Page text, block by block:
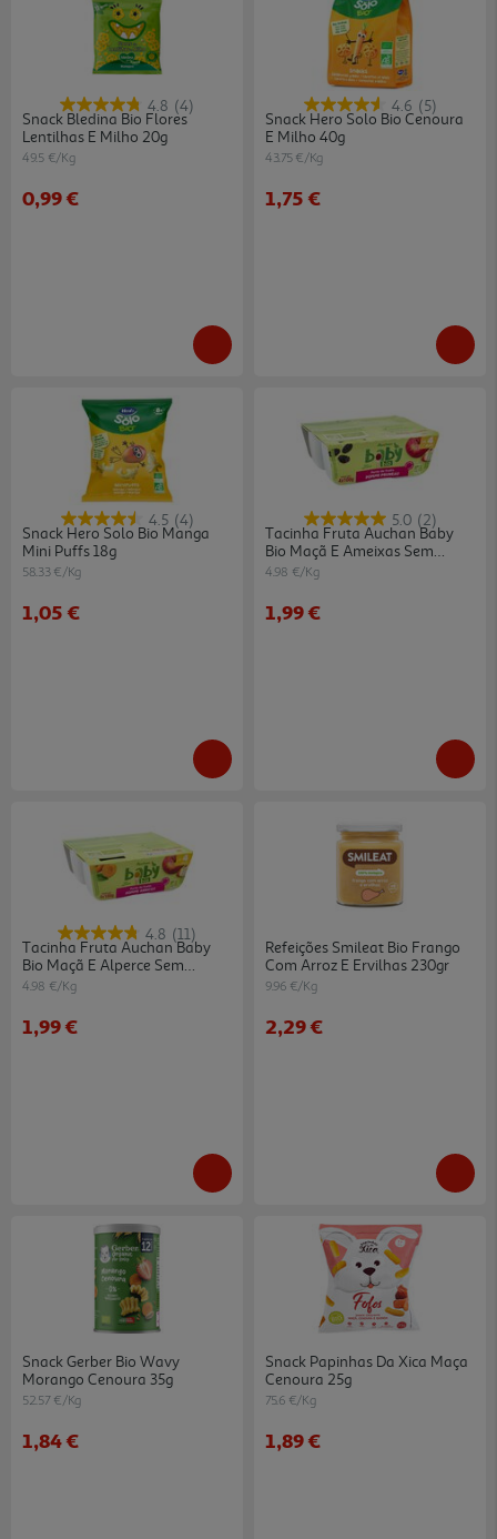
4.8 (4)
Snack Bledina Bio Flores
Lentilhas E Milho 20g
49.5 €/Kg
0,99 €
4.6 (5)
Snack Hero Solo Bio Cenoura
E Milho 40g
43.75 €/Kg
1,75 €
4.5 (4)
Snack Hero Solo Bio Manga
Mini Puffs 18g
58.33 €/Kg
1,05 €
5.0 (2)
Tacinha Fruta Auchan Baby
Bio Maçã E Ameixas Sem
Glúten 4x100g
4.98 €/Kg
1,99 €
4.8 (11)
Tacinha Fruta Auchan Baby
Bio Maçã E Alperce Sem
Glúten 4x100g
4.98 €/Kg
1,99 €
Refeições Smileat Bio Frango
Com Arroz E Ervilhas 230gr
9.96 €/Kg
2,29 €
Snack Gerber Bio Wavy
Morango Cenoura 35g
52.57 €/Kg
1,84 €
Snack Papinhas Da Xica Maça
Cenoura 25g
75.6 €/Kg
1,89 €